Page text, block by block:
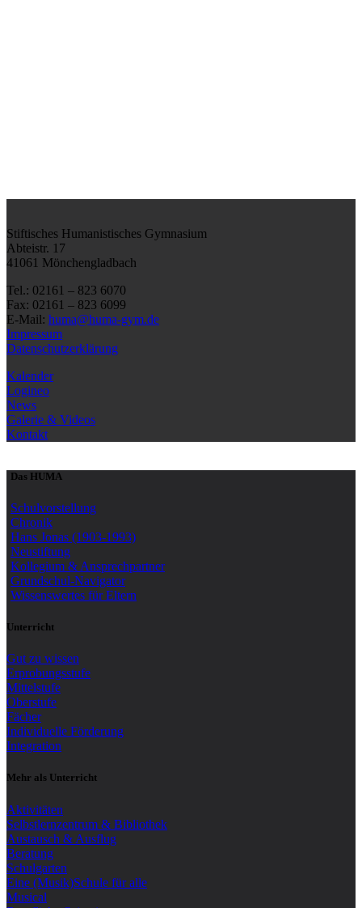
Stiftisches Humanistisches Gymnasium
Abteistr. 17
41061 Mönchengladbach
Tel.: 02161 – 823 6070
Fax: 02161 – 823 6099
E-Mail: huma@huma-gym.de
Impressum
Datenschutzerklärung
Kalender
Logineo
News
Galerie & Videos
Kontakt
Das HUMA
Schulvorstellung
Chronik
Hans Jonas (1903-1993)
Neustiftung
Kollegium & Ansprechpartner
Grundschul-Navigator
Wissenswertes für Eltern
Unterricht
Gut zu wissen
Erprobungsstufe
Mittelstufe
Oberstufe
Fächer
Individuelle Förderung
Integration
Mehr als Unterricht
Aktivitäten
Selbstlernzentrum & Bibliothek
Austausch & Ausflug
Beratung
Schulgarten
Eine (Musik)Schule für alle
Musical